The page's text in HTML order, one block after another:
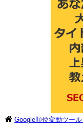
Google順位変動ツー